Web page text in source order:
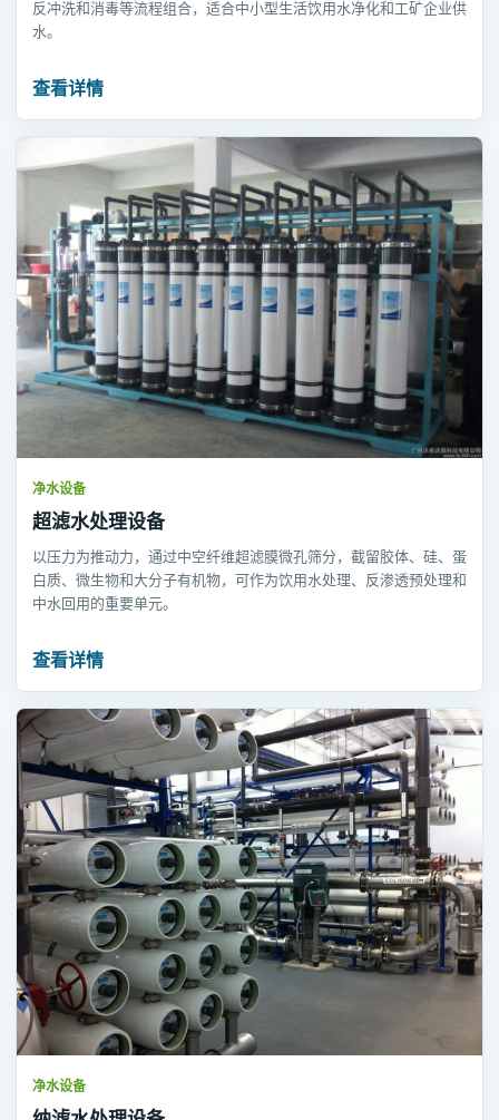
反冲洗和消毒等流程组合，适合中小型生活饮用水净化和工矿企业供
水。
查看详情
净水设备
超滤水处理设备
以压力为推动力，通过中空纤维超滤膜微孔筛分，截留胶体、硅、蛋
白质、微生物和大分子有机物，可作为饮用水处理、反渗透预处理和
中水回用的重要单元。
查看详情
净水设备